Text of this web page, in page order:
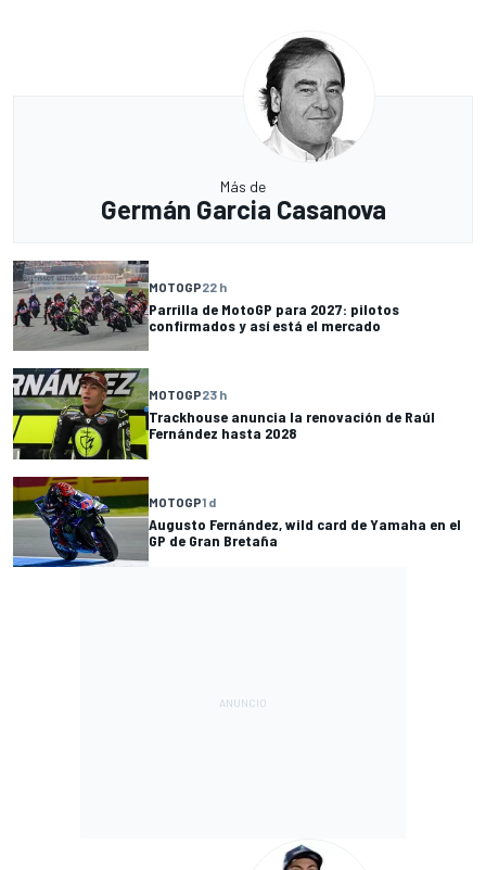
Más de
Germán Garcia Casanova
MOTOGP22 h
Parrilla de MotoGP para 2027: pilotos
confirmados y así está el mercado
MOTOGP23 h
Trackhouse anuncia la renovación de Raúl
Fernández hasta 2028
MOTOGP1 d
Augusto Fernández, wild card de Yamaha en el
GP de Gran Bretaña